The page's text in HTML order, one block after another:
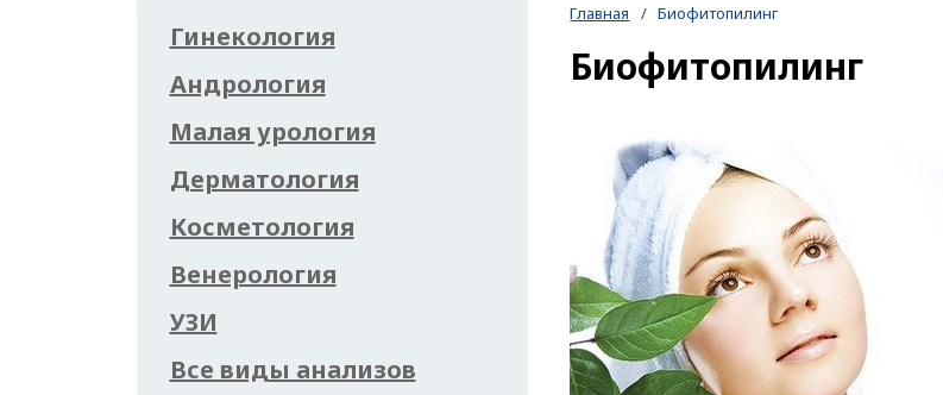
Главная / Биофитопилинг
Биофитопилинг
Гинекология
Андрология
Малая урология
Дерматология
Косметология
Венерология
УЗИ
Все виды анализов